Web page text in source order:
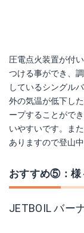
圧電点火装置が付
つける事ができ、
しているシングル
外の気温が低下し
ープすることがで
いやすいです。ま
ありますので登山
おすすめ⑤：様
JETBOIL バー